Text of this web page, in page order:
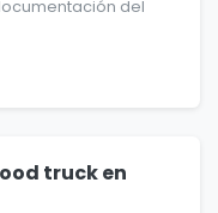
del
truck en